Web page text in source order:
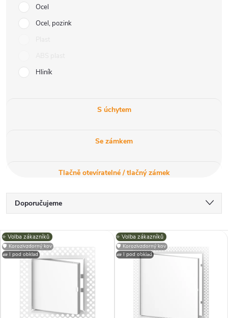
Ocel
Ocel, pozink
Hliník
S úchytem
Se zámkem
Tlačně otevíratelné / tlačný zámek
Ř
a
z
Doporučujeme
Nejdražší
Nejprodávanější
V
ý
⭐️ Volba zákazníků
🧱 I pod obklad
🛡️ Korozivzdorný kov
⭐️ Volba zákazníků
🧱 I pod obklad
🛡️ Korozivzdorný kov